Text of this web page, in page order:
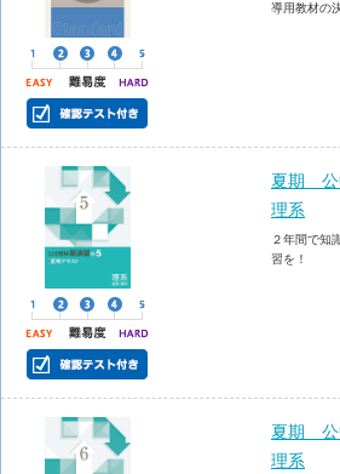
導用教材の
夏期
理系
２年間で知
習を！
夏期
理系